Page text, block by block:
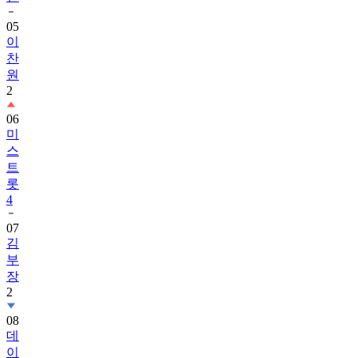
05
이
찬
원
2
06
미
스
트
롯
4
07
김
부
장
2
08
데
이